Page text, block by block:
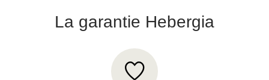
La garantie Hebergia